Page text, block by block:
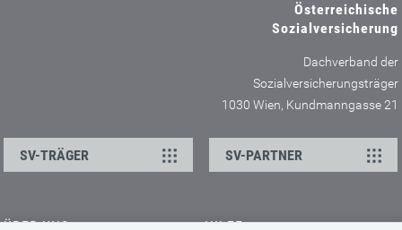
Österreichische
Sozialversicherung
Dachverband der
Sozialversicherungsträger
1030 Wien, Kundmanngasse 21
SV-TRÄGER SV-PARTNER
ÜBER UNS HILFE